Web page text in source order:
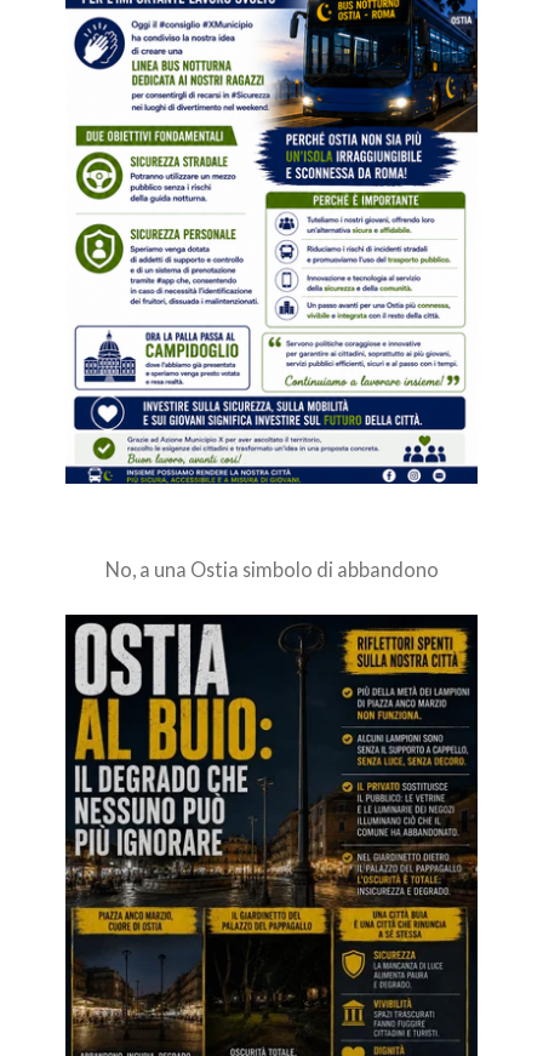
No, a una Ostia simbolo di abbandono